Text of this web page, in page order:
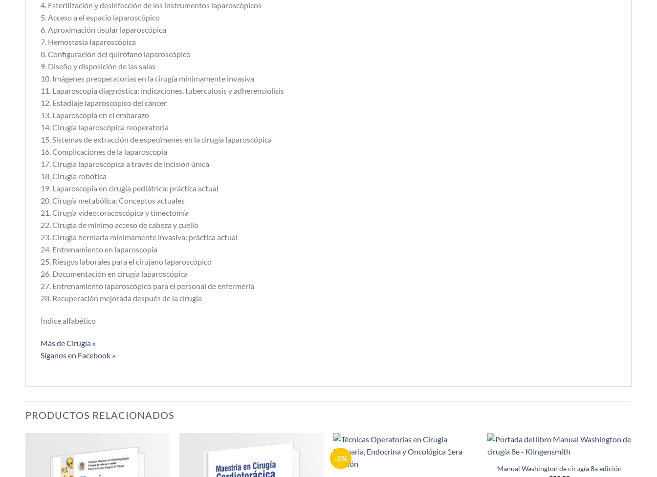
4. Esterilización y desinfección de los instrumentos laparoscópicos
5. Acceso a el espacio laparoscópico
6. Aproximación tisular laparoscópica
7. Hemostasia laparoscópica
8. Configuración del quirófano laparoscópico
9. Diseño y disposición de las salas
10. Imágenes preoperatorias en la cirugía mínimamente invasiva
11. Laparoscopia diagnóstica: indicaciones, tuberculosis y adherenciolisis
12. Estadiaje laparoscópico del cáncer
13. Laparoscopia en el embarazo
14. Cirugía laparoscópica reoperatoria
15. Sistemas de extracción de especímenes en la cirugía laparoscópica
16. Complicaciones de la laparoscopia
17. Cirugía laparoscópica a través de incisión única
18. Cirugía robótica
19. Laparoscopia en cirugía pediátrica: práctica actual
20. Cirugía metabólica: Conceptos actuales
21. Cirugía videotoracoscópica y timectomía
22. Cirugía de mínimo acceso de cabeza y cuello
23. Cirugía herniaria mínimamente invasiva: práctica actual
24. Entrenamiento en laparoscopia
25. Riesgos laborales para el cirujano laparoscópico
26. Documentación en cirugía laparoscópica
27. Entrenamiento laparoscópico para el personal de enfermería
28. Recuperación mejorada después de la cirugía
Índice alfabético
Más de Cirugía »
Síganos en Facebook »
PRODUCTOS RELACIONADOS
-5%
a la
Manual Washington de cirugía 8a edición